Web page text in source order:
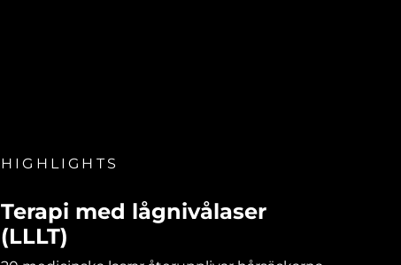
HIGHLIGHTS
Terapi med lågnivålaser
(LLLT)